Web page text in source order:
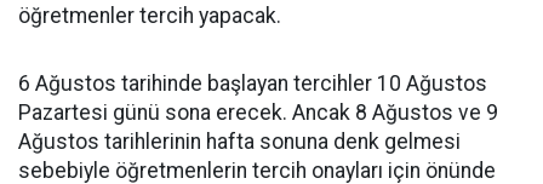
öğretmenler tercih yapacak.
6 Ağustos tarihinde başlayan tercihler 10 Ağustos
Pazartesi günü sona erecek. Ancak 8 Ağustos ve 9
Ağustos tarihlerinin hafta sonuna denk gelmesi
sebebiyle öğretmenlerin tercih onayları için önünde